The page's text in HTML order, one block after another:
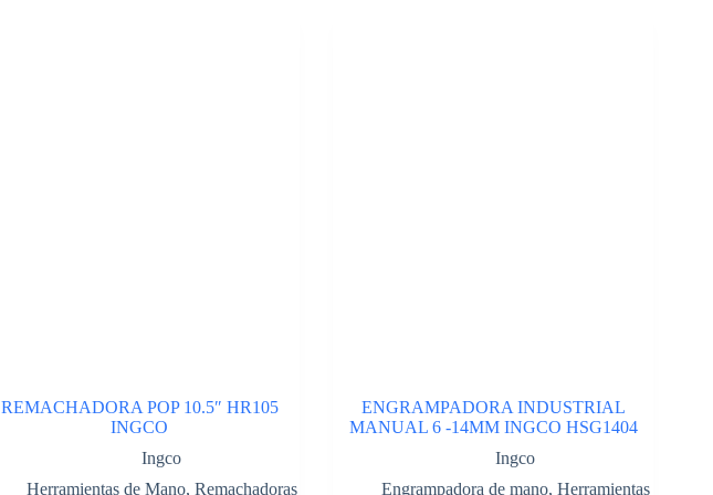
REMACHADORA POP 10.5″ HR105
INGCO
Ingco
Herramientas de Mano, Remachadoras
ENGRAMPADORA INDUSTRIAL
MANUAL 6 -14MM INGCO HSG1404
Ingco
Engrampadora de mano, Herramientas